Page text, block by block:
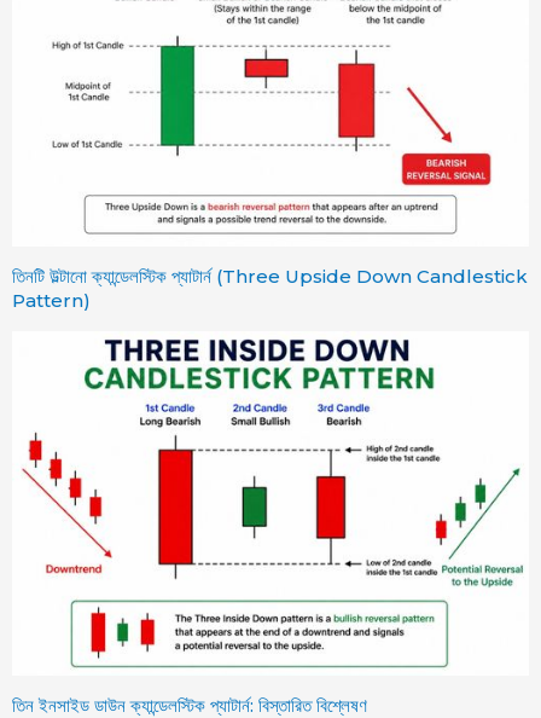
তিনটি উল্টানো ক্যান্ডেলস্টিক প্যাটার্ন (Three Upside Down Candlestick
Pattern)
তিন ইনসাইড ডাউন ক্যান্ডেলস্টিক প্যাটার্ন: বিস্তারিত বিশ্লেষণ